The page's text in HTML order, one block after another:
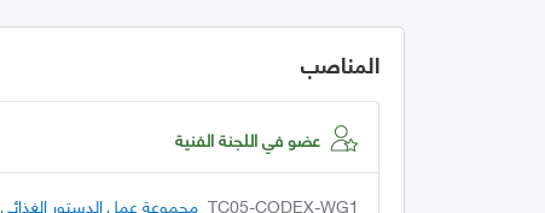
المناصب
عضو في اللجنة الفنية
TC05-CODEX-WG1 مجموعة عمل الدستور الغذائي